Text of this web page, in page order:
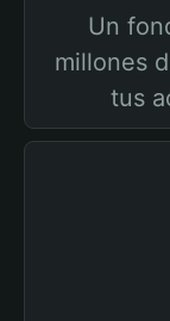
Un
millones
tus